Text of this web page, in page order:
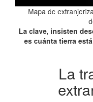
Mapa de
La clave, insisten
es cuánta tierra
La